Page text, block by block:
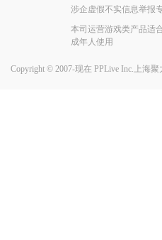
涉企虚假不实信息举报
本司运营游戏类产品适
成年人使用
Copyright © 2007-现在 PPLive Inc.上海